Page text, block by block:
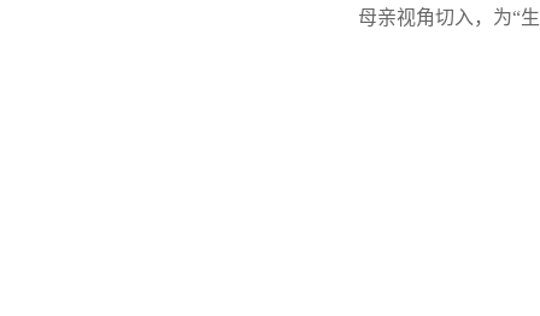
母亲视角切入，为“